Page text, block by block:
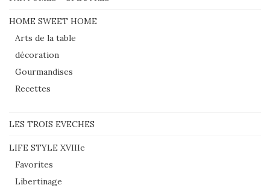
HOME SWEET HOME
Arts de la table
décoration
Gourmandises
Recettes
LES TROIS EVECHES
LIFE STYLE XVIIIe
Favorites
Libertinage